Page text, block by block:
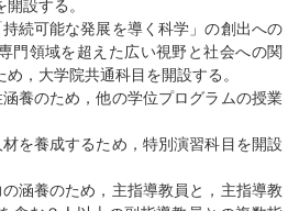
設する。
持続可能な発展を導く科学」の創出への
門領域を超えた広い視野と社会への関
，大学院共通科目を開設する。
涵養のため，他の学位プログラムの授業
材を養成するため，特別演習科目を開設
の涵養のため，主指導教員と，主指導教